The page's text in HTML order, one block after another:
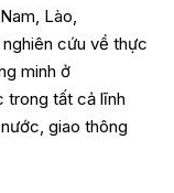
Lào,
cứu về thực
minh ở
trong tất cả lĩnh
giao thông